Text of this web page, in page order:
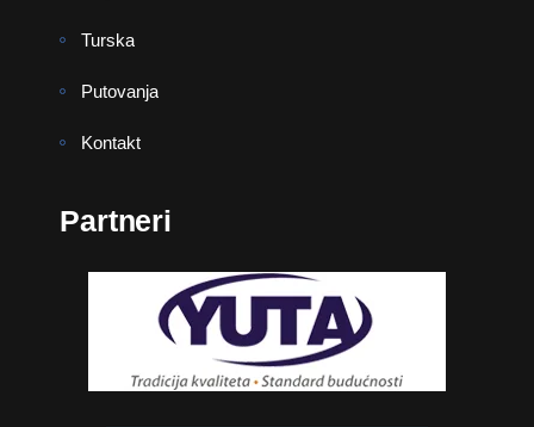
Turska
Putovanja
Kontakt
Partneri